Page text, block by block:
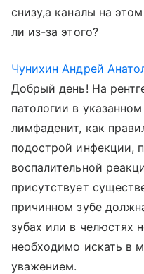
снизу,а каналы на
ли из-за этого?
Чунихин Андрей
Добрый день! На
патологии в
лимфаденит, как
подострой инфекции,
воспалительной
присутствует
причинном зубе
зубах или в челюстях
необходимо искать в
уважением.